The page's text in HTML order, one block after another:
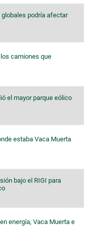
podría afectar
camiones que
el mayor parque eólico
estaba Vaca Muerta
bajo el RIGI para
energía, Vaca Muerta e